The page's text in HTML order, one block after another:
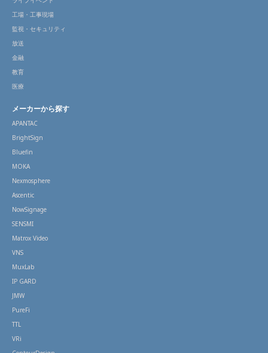
工場・工事現場
監視・セキュリティ
放送
金融
教育
医療
メーカーから探す
APANTAC
BrightSign
Bluefin
MOKA
Nexmosphere
Ascentic
NowSignage
SENSMI
Matrox Video
VNS
MuxLab
IP GARD
JMW
PureFi
TTL
VRi